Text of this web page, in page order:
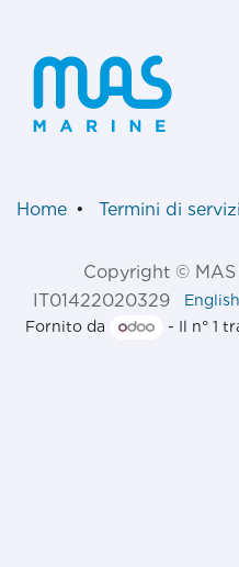
Home • Termini di
Copyright © MAS
IT01422020329
Fornito da
- Il n° 1